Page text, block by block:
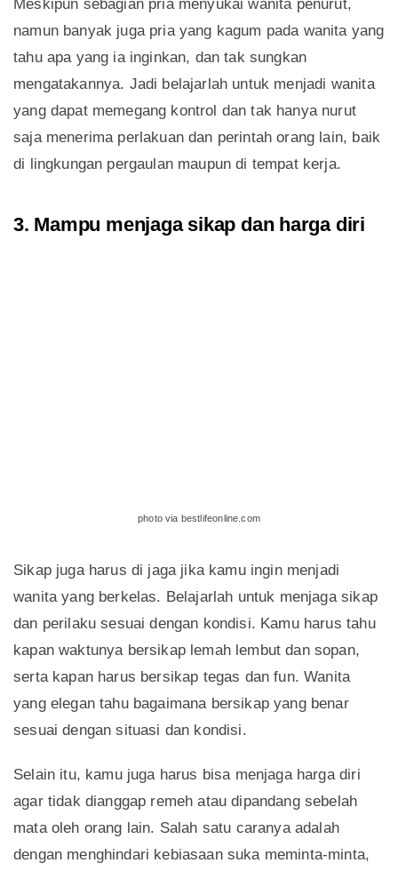
Meskipun sebagian pria menyukai wanita penurut,
namun banyak juga pria yang kagum pada wanita yang
tahu apa yang ia inginkan, dan tak sungkan
mengatakannya. Jadi belajarlah untuk menjadi wanita
yang dapat memegang kontrol dan tak hanya nurut
saja menerima perlakuan dan perintah orang lain, baik
di lingkungan pergaulan maupun di tempat kerja.
3. Mampu menjaga sikap dan harga diri
photo via bestlifeonline.com
Sikap juga harus di jaga jika kamu ingin menjadi
wanita yang berkelas. Belajarlah untuk menjaga sikap
dan perilaku sesuai dengan kondisi. Kamu harus tahu
kapan waktunya bersikap lemah lembut dan sopan,
serta kapan harus bersikap tegas dan fun. Wanita
yang elegan tahu bagaimana bersikap yang benar
sesuai dengan situasi dan kondisi.
Selain itu, kamu juga harus bisa menjaga harga diri
agar tidak dianggap remeh atau dipandang sebelah
mata oleh orang lain. Salah satu caranya adalah
dengan menghindari kebiasaan suka meminta-minta,